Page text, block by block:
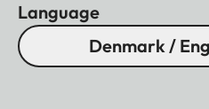
Language
Denmark /